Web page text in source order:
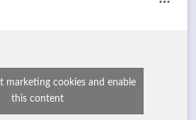
marketing cookies and enable
this content